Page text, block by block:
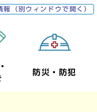
報（別ウィンドウで開く）
防災・防犯